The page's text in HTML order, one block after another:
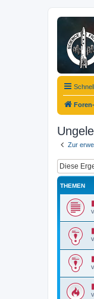
Zur
THEMEN